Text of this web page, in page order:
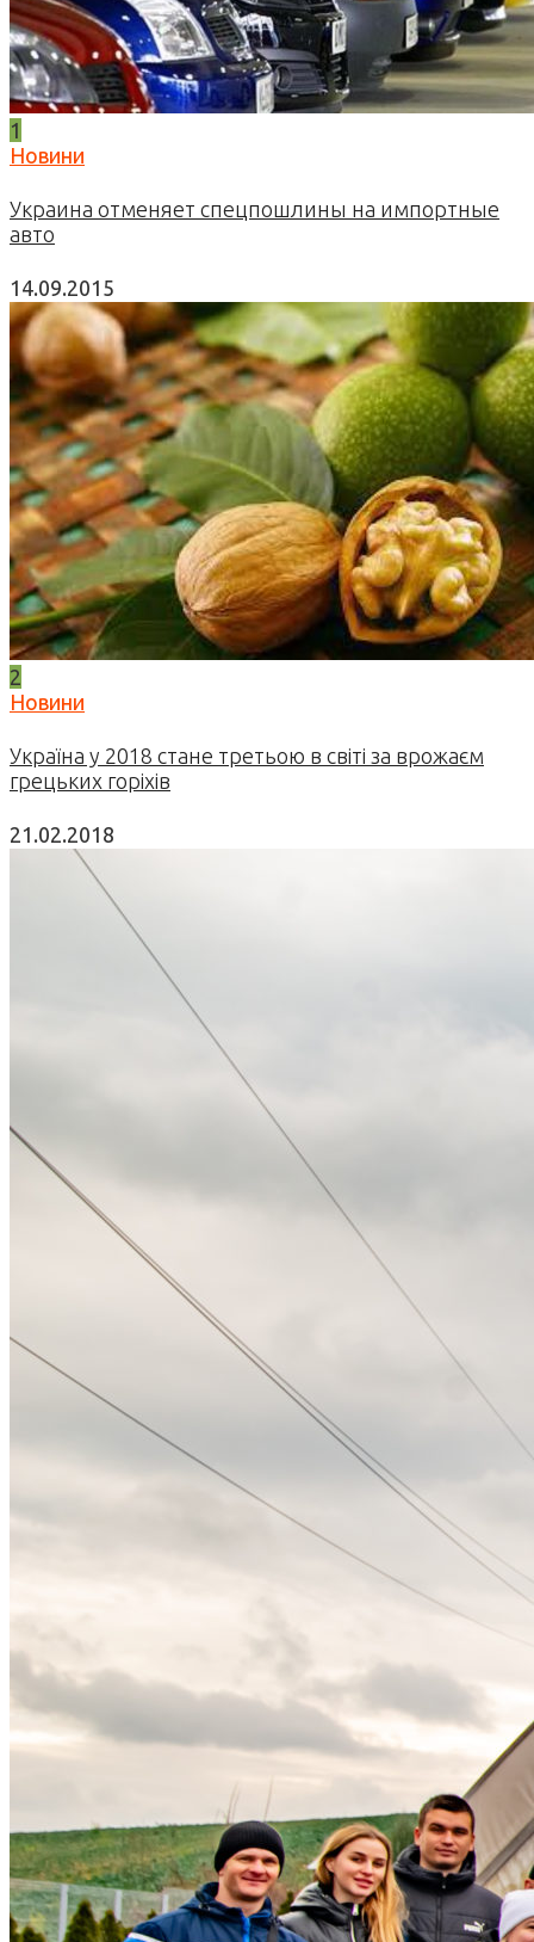
1
Новини
Украина отменяет спецпошлины на импортные
авто
14.09.2015
2
Новини
Україна у 2018 стане третьою в світі за врожаєм
грецьких горіхів
21.02.2018